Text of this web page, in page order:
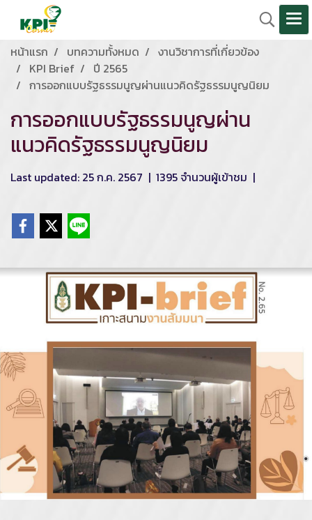
หน้าแรก บทความทั้งหมด
งานวิชาการที่เกี่ยวข้อง
KPI Brief
ปี 2565
การออกแบบรัฐธรรมนูญผ่านแนวคิดรัฐธรรมนูญนิยม
การออกแบบรัฐธรรมนูญผ่าน
แนวคิดรัฐธรรมนูญนิยม
Last updated: 25 ก.ค. 2567 | 1395 จำนวนผู้เข้าชม |